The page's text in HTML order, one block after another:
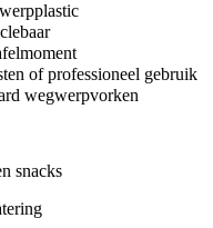
of professioneel gebruik
wegwerpvorken
snacks